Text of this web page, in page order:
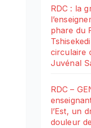
RDC : la
phare du
circulaire
Juvénal
RDC –
l’Est, un
douleur